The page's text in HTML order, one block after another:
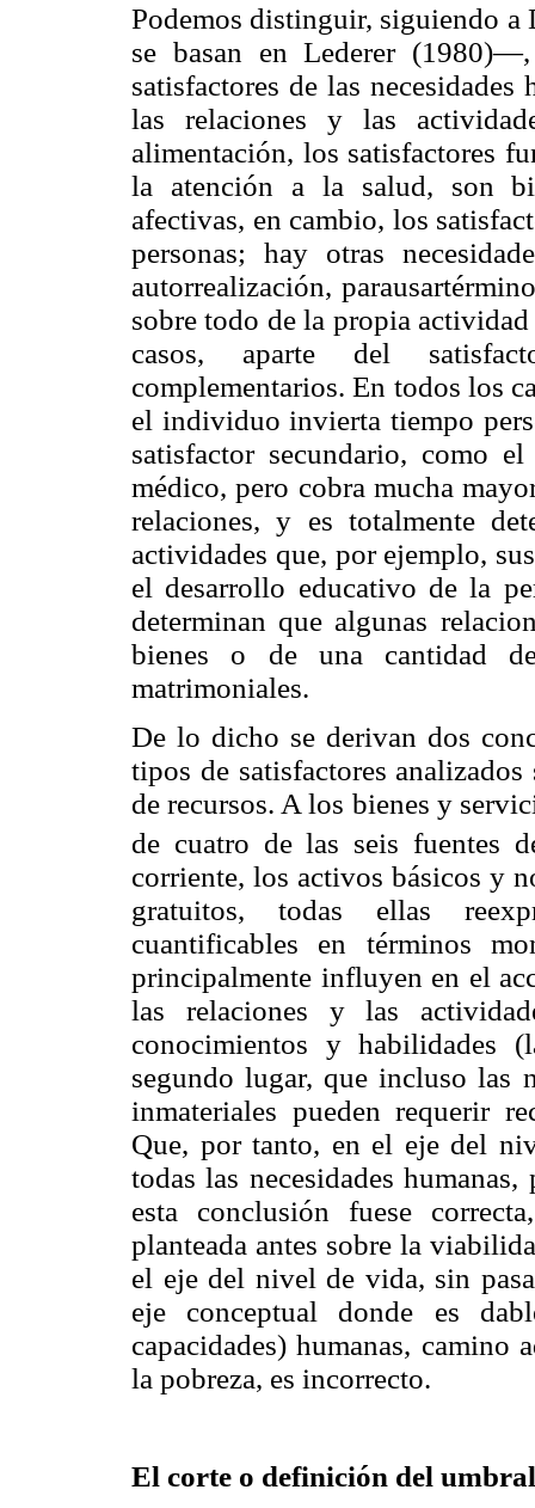
Podemos distinguir, siguiendo
se basan en Lederer
satisfactores de las
las relaciones y las
alimentación, los satisfactores
la atención a la salud, son
afectivas, en cambio, los
personas; hay otras
autorrealización,
sobre todo de la propia
casos, aparte del
complementarios. En todos los
el individuo invierta tiempo
satisfactor secundario, como
médico, pero cobra mucha
relaciones, y es totalmente
actividades que, por ejemplo,
el desarrollo educativo de la
determinan que algunas
bienes o de una cantidad
matrimoniales.
De lo dicho se derivan dos
tipos de satisfactores
de recursos. A los bienes y
de cuatro de las seis fuentes
corriente, los activos básicos y
gratuitos, todas ellas
cuantificables en términos
principalmente influyen en el
las relaciones y las
conocimientos y habilidades
segundo lugar, que incluso las
inmateriales pueden requerir
Que, por tanto, en el eje del
todas las necesidades
esta conclusión fuese
planteada antes sobre la
el eje del nivel de vida, sin
eje conceptual donde es
capacidades) humanas, camino
la pobreza, es incorrecto.
El corte o definición del